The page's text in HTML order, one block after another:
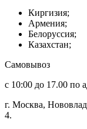
Киргизия;
Армения;
Белоруссия;
Казахстан;
Самовывоз
с 10:00 до 17.00 по
г. Москва,
4.